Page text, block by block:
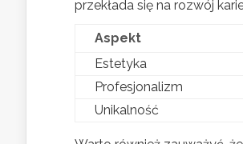
przekłada się na rozwój
Aspekt
Estetyka
Profesjonalizm
Unikalność